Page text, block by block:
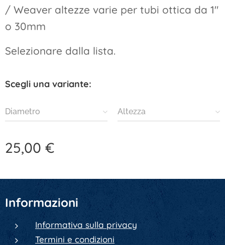
/ Weaver altezze varie per tubi ottica da 1"
o 30mm
Selezionare dalla lista.
Scegli una variante:
Diametro Altezza
25,00 €
Informazioni
Informativa sulla privacy
Termini e condizioni